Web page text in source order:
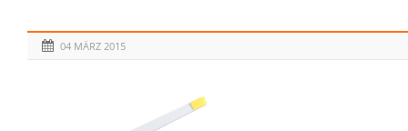
04 MÄRZ 2015